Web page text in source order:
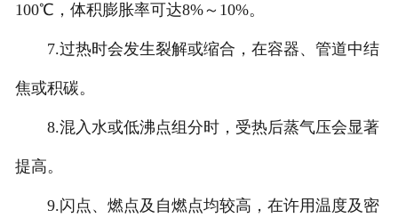
100℃，体积膨胀率可达8%～10%。
7.过热时会发生裂解或缩合，在容器、管道中结
焦或积碳。
8.混入水或低沸点组分时，受热后蒸气压会显著
提高。
9.闪点、燃点及自燃点均较高，在许用温度及密